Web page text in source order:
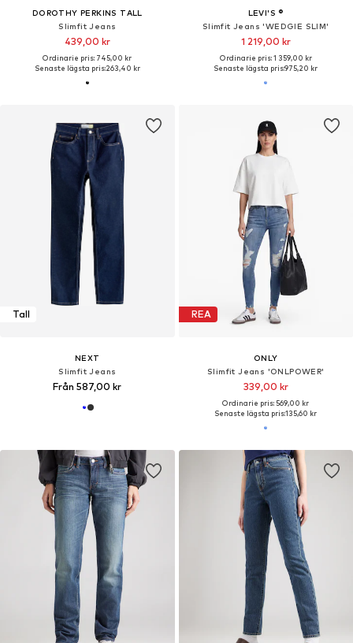
DOROTHY PERKINS TALL
Slimfit Jeans
439,00 kr
Ordinarie pris: 745,00 kr
Senaste lägsta pris:263,40 kr
LEVI'S ®
Slimfit Jeans 'WEDGIE SLIM'
1 219,00 kr
Ordinarie pris: 1 359,00 kr
Senaste lägsta pris:975,20 kr
Tall
NEXT
Slimfit Jeans
Från 587,00 kr
REA
ONLY
Slimfit Jeans 'ONLPOWER'
339,00 kr
Ordinarie pris: 569,00 kr
Senaste lägsta pris:135,60 kr